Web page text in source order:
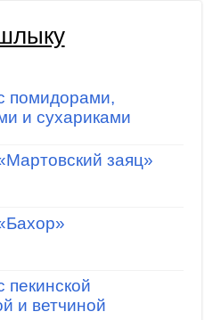
помидорами,
и сухариками
заяц»
пекинской
и ветчиной